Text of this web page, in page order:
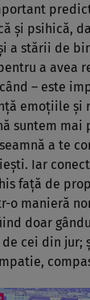
şi psihică,
a stării de
a avea
– este
emoţiile şi
suntem mai
a te
Iar
faţă de
o manieră
doar
cei din jur;